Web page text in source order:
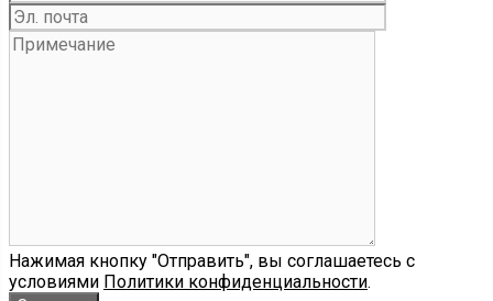
Нажимая кнопку "Отправить", вы соглашаетесь с
условиями Политики конфиденциальности.